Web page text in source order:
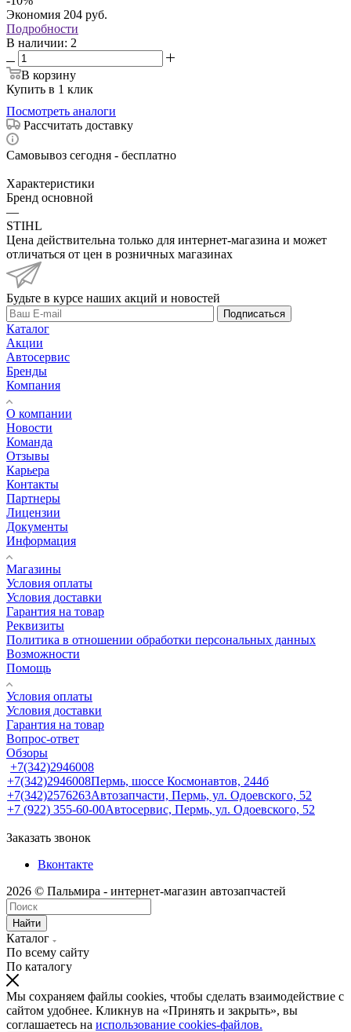
Экономия 204 руб.
Подробности
В наличии: 2
В корзину
Купить в 1 клик
Посмотреть аналоги
Рассчитать доставку
Самовывоз сегодня - бесплатно
Характеристики
Бренд основной
—
STIHL
Цена действительна только для интернет-магазина и может
отличаться от цен в розничных магазинах
Будьте в курсе наших акций и новостей
Подписаться
Каталог
Акции
Автосервис
Бренды
Компания
О компании
Новости
Команда
Отзывы
Карьера
Контакты
Партнеры
Лицензии
Документы
Информация
Магазины
Условия оплаты
Условия доставки
Гарантия на товар
Реквизиты
Политика в отношении обработки персональных данных
Возможности
Помощь
Условия оплаты
Условия доставки
Гарантия на товар
Вопрос-ответ
Обзоры
+7(342)2946008
+7(342)2946008Пермь, шоссе Космонавтов, 244б
+7(342)2576263Автозапчасти, Пермь, ул. Одоевского, 52
+7 (922) 355-60-00Автосервис, Пермь, ул. Одоевского, 52
Заказать звонок
Вконтакте
2026 © Пальмира - интернет-магазин автозапчастей
Найти
Каталог
По всему сайту
По каталогу
Мы сохраняем файлы cookies, чтобы сделать взаимодействие с
сайтом удобнее. Кликнув на «Принять и закрыть», вы
соглашаетесь на использование cookies-файлов.